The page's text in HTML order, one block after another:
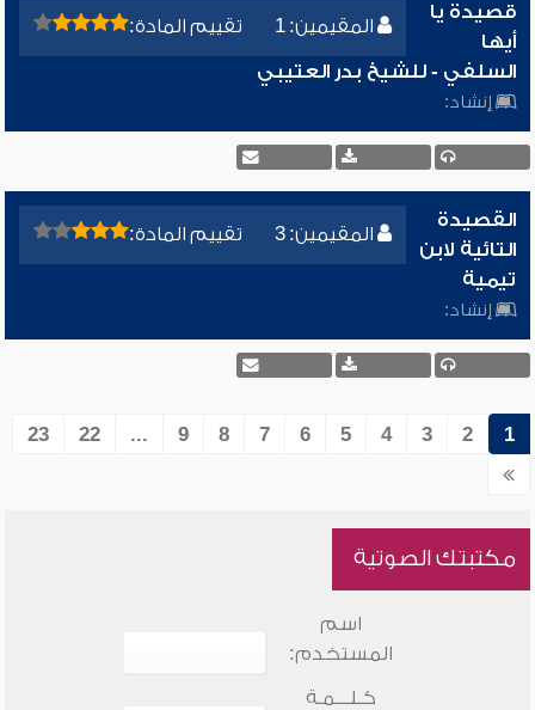
المقيمين: 1 تقييم المادة:
قصيدة يا
أيها
السلفي - للشيخ بدر العتيبي
إنشاد:
المقيمين: 3 تقييم المادة:
القصيدة
التائية لابن
تيمية
إنشاد:
1
2
3
4
5
6
7
8
9
...
22
23
مكتبتك الصوتية
اسم
المستخدم:
كـلـــمـة